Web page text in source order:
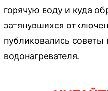
горячую воду и куда
затянувшихся
публиковались советы
водонагревателя.